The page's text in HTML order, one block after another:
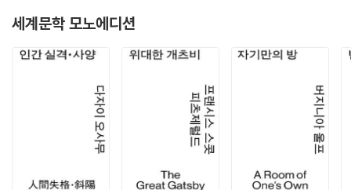
세계문학 모노에디션